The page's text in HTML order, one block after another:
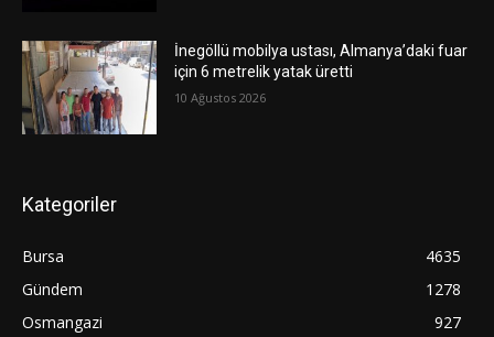
İnegöllü mobilya ustası, Almanya’daki fuar
için 6 metrelik yatak üretti
10 Ağustos 2026
Kategoriler
Bursa
4635
Gündem
1278
Osmangazi
927